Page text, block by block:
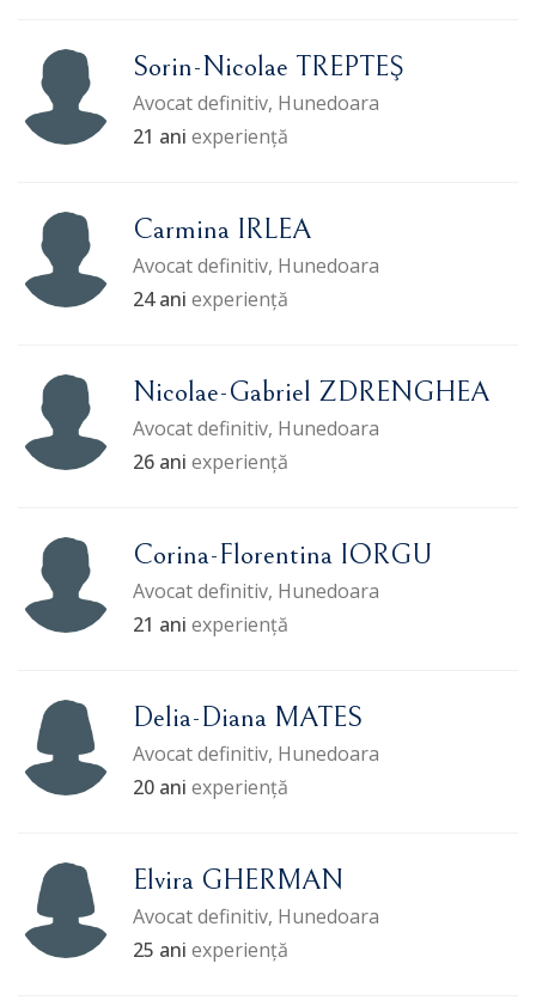
Sorin-Nicolae TREPTEŞ
Avocat definitiv, Hunedoara
21 ani experiență
Carmina IRLEA
Avocat definitiv, Hunedoara
24 ani experiență
Nicolae-Gabriel ZDRENGHEA
Avocat definitiv, Hunedoara
26 ani experiență
Corina-Florentina IORGU
Avocat definitiv, Hunedoara
21 ani experiență
Delia-Diana MATES
Avocat definitiv, Hunedoara
20 ani experiență
Elvira GHERMAN
Avocat definitiv, Hunedoara
25 ani experiență